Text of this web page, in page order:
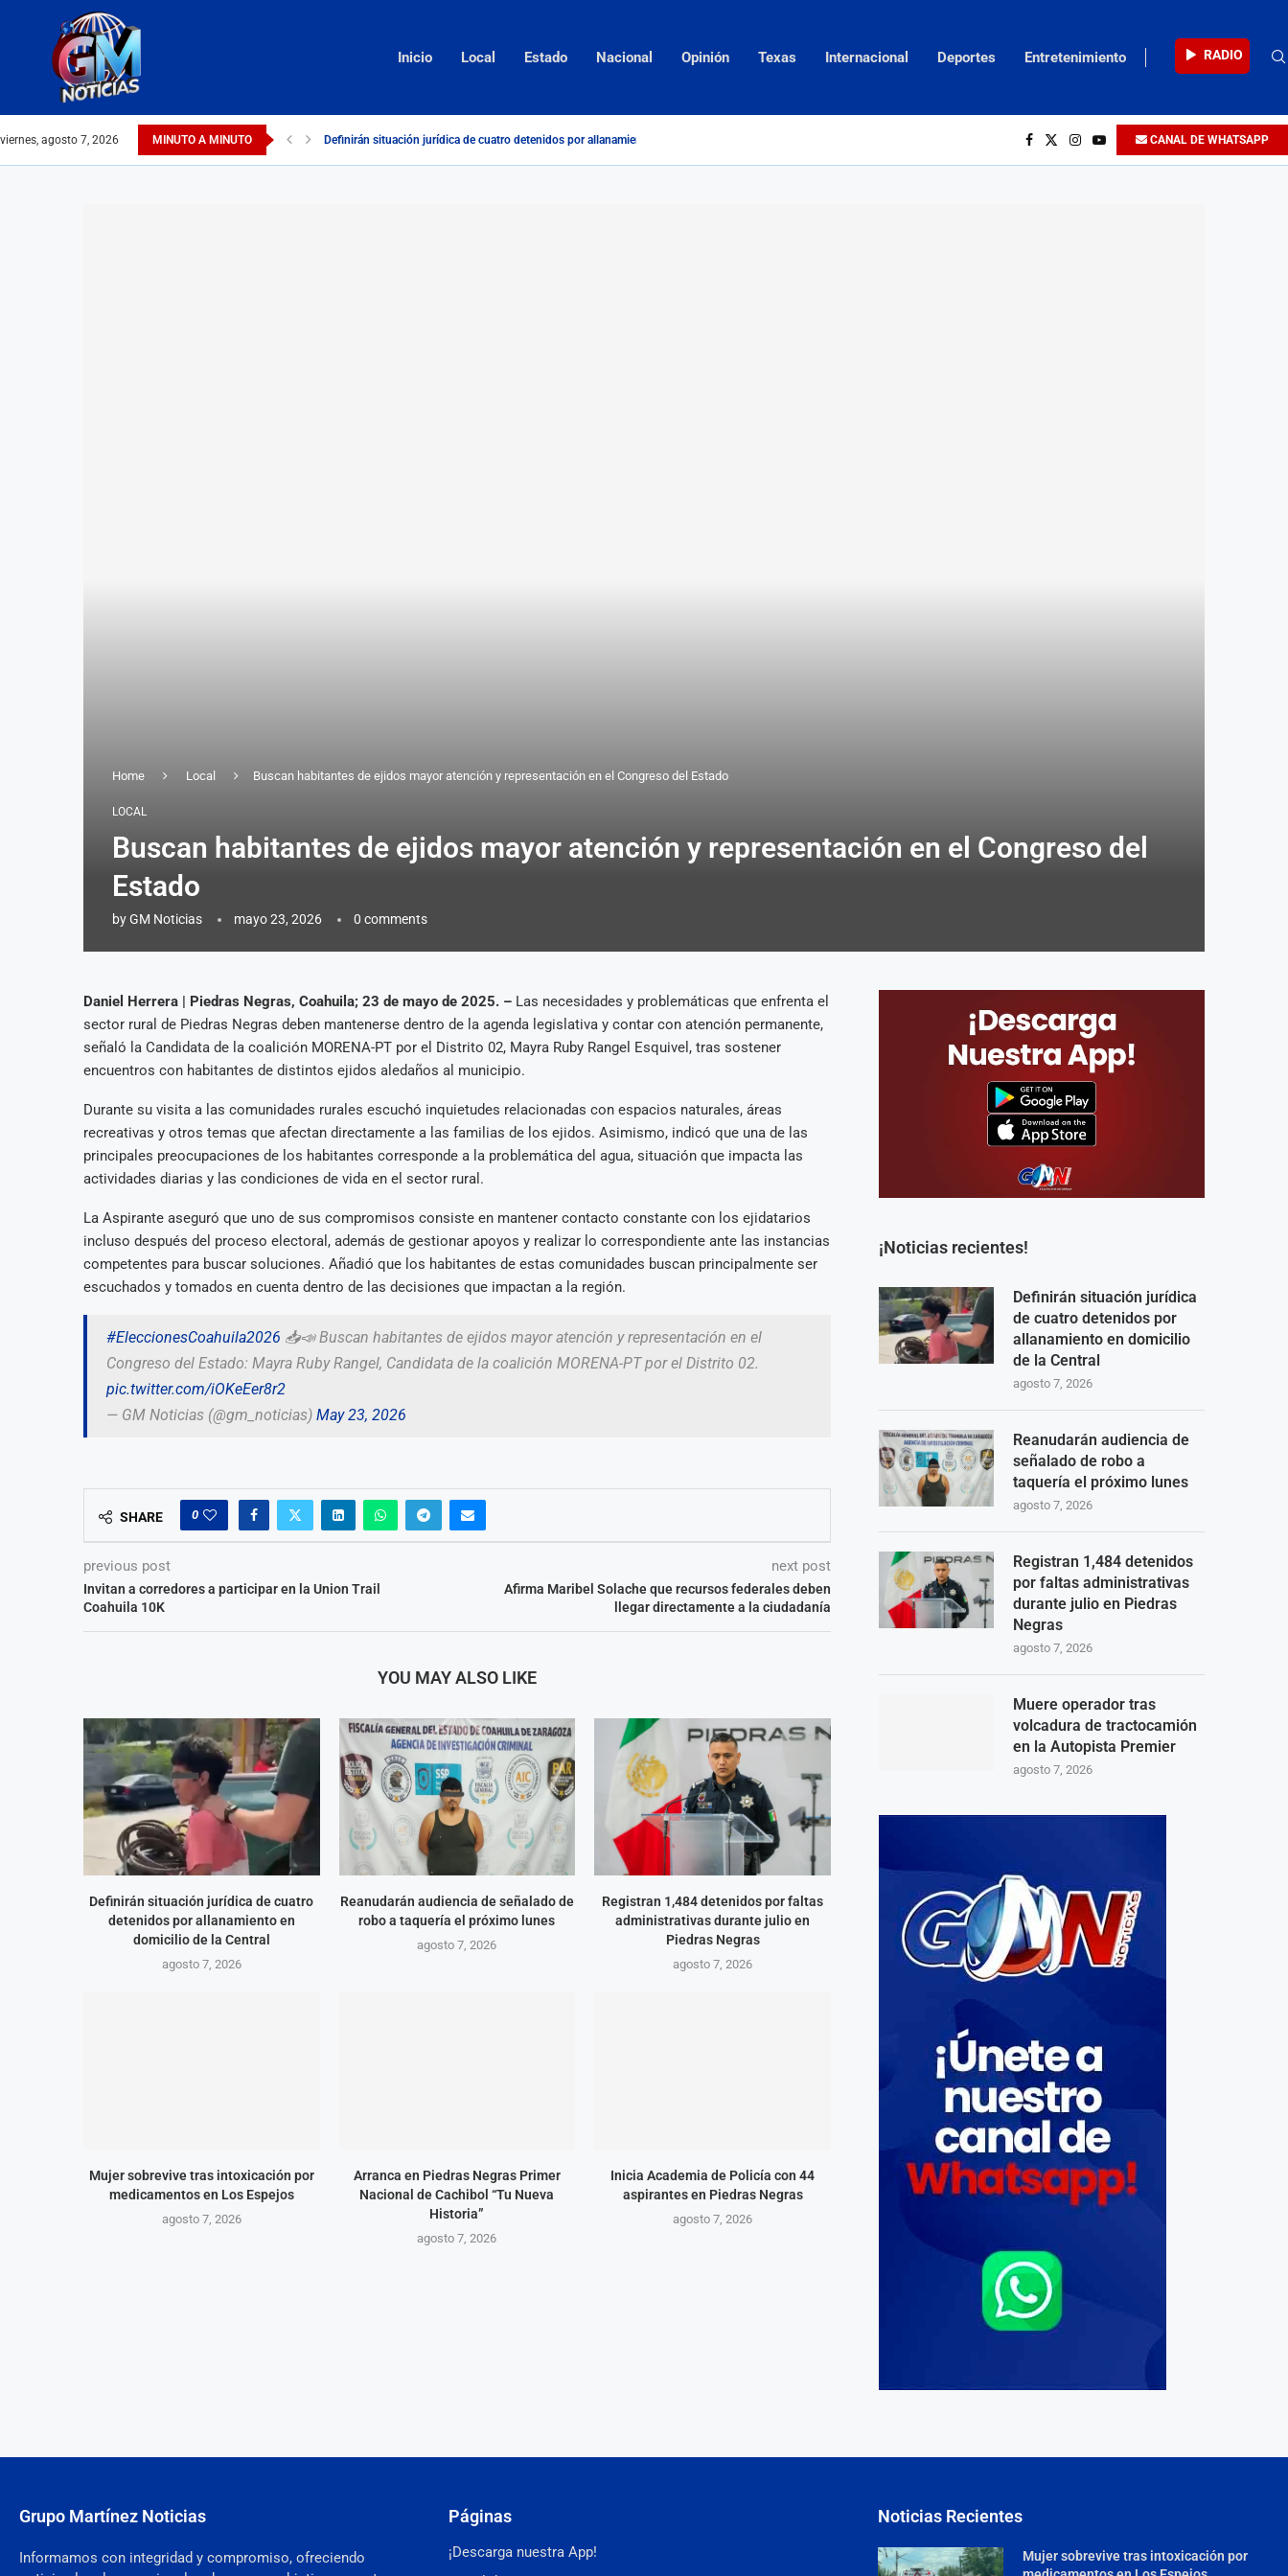
Inicio Local Estado Nacional Opinión Texas Internacional Deportes Entretenimiento RADIO
viernes, agosto 7, 2026 MINUTO A MINUTO Definirán situación jurídica de cuatro detenidos por allanamiento en domicilio de... CANAL DE WHATSAPP
Home Local Buscan habitantes de ejidos mayor atención y representación en el Congreso del Estado
LOCAL
Buscan habitantes de ejidos mayor atención y representación en el Congreso del
Estado
byGM Noticias mayo 23, 2026 0 comments
Daniel Herrera | Piedras Negras, Coahuila; 23 de mayo de 2025. – Las necesidades y problemáticas que enfrenta el
sector rural de Piedras Negras deben mantenerse dentro de la agenda legislativa y contar con atención permanente,
señaló la Candidata de la coalición MORENA-PT por el Distrito 02, Mayra Ruby Rangel Esquivel, tras sostener
encuentros con habitantes de distintos ejidos aledaños al municipio.
Durante su visita a las comunidades rurales escuchó inquietudes relacionadas con espacios naturales, áreas
recreativas y otros temas que afectan directamente a las familias de los ejidos. Asimismo, indicó que una de las
principales preocupaciones de los habitantes corresponde a la problemática del agua, situación que impacta las
actividades diarias y las condiciones de vida en el sector rural.
La Aspirante aseguró que uno de sus compromisos consiste en mantener contacto constante con los ejidatarios
incluso después del proceso electoral, además de gestionar apoyos y realizar lo correspondiente ante las instancias
competentes para buscar soluciones. Añadió que los habitantes de estas comunidades buscan principalmente ser
escuchados y tomados en cuenta dentro de las decisiones que impactan a la región.
#EleccionesCoahuila2026 📥📣 Buscan habitantes de ejidos mayor atención y representación en el
Congreso del Estado: Mayra Ruby Rangel, Candidata de la coalición MORENA-PT por el Distrito 02.
pic.twitter.com/iOKeEer8r2
— GM Noticias (@gm_noticias) May 23, 2026
SHARE 0
previous post
Invitan a corredores a participar en la Union Trail
Coahuila 10K
next post
Afirma Maribel Solache que recursos federales deben
llegar directamente a la ciudadanía
YOU MAY ALSO LIKE
Definirán situación jurídica de cuatro
detenidos por allanamiento en
domicilio de la Central
agosto 7, 2026
Reanudarán audiencia de señalado de
robo a taquería el próximo lunes
agosto 7, 2026
Registran 1,484 detenidos por faltas
administrativas durante julio en
Piedras Negras
agosto 7, 2026
Mujer sobrevive tras intoxicación por
medicamentos en Los Espejos
agosto 7, 2026
Arranca en Piedras Negras Primer
Nacional de Cachibol “Tu Nueva
Historia”
agosto 7, 2026
Inicia Academia de Policía con 44
aspirantes en Piedras Negras
agosto 7, 2026
¡Noticias recientes!
Definirán situación jurídica
de cuatro detenidos por
allanamiento en domicilio
de la Central
agosto 7, 2026
Reanudarán audiencia de
señalado de robo a
taquería el próximo lunes
agosto 7, 2026
Registran 1,484 detenidos
por faltas administrativas
durante julio en Piedras
Negras
agosto 7, 2026
Muere operador tras
volcadura de tractocamión
en la Autopista Premier
agosto 7, 2026
Grupo Martínez Noticias
Informamos con integridad y compromiso, ofreciendo
Páginas
¡Descarga nuestra App!
Noticias Recientes
Mujer sobrevive tras intoxicación por